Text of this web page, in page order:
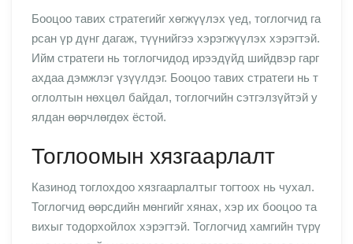
Бооцоо тавих стратегийг хөгжүүлэх үед, тоглогчид га
рсан үр дүнг дагаж, түүнийгээ хэрэгжүүлэх хэрэгтэй.
Ийм стратеги нь тоглогчидод ирээдүйд шийдвэр гарг
ахдаа дэмжлэг үзүүлдэг. Бооцоо тавих стратеги нь т
оглолтын нөхцөл байдал, тоглогчийн сэтгэлзүйтэй у
ялдан өөрчлөгдөх ёстой.
Тоглоомын хязгаарлалт
Казинод тоглохдоо хязгаарлалтыг тогтоох нь чухал.
Тоглогчид өөрсдийн мөнгийг хянах, хэр их бооцоо та
вихыг тодорхойлох хэрэгтэй. Тоглогчид хамгийн түрү